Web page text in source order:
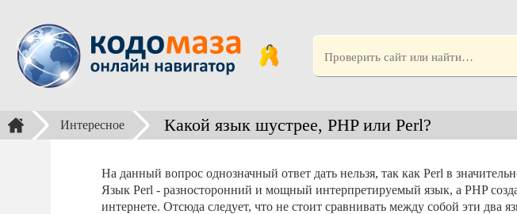
Интересное Какой язык шустрее, PHP или Perl?
На данный вопрос однозначный ответ дать нельзя, так как Perl в
Язык Perl - разносторонний и мощный интерпретируемый язык, а PHP
интернете. Отсюда следует, что не стоит сравнивать между собой эти два